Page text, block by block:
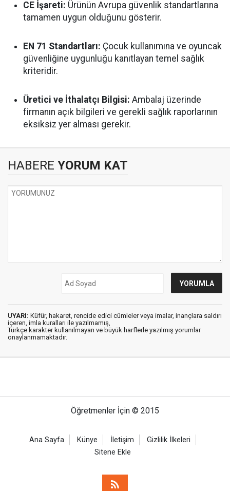
CE İşareti: Ürünün Avrupa güvenlik standartlarına
tamamen uygun olduğunu gösterir.
EN 71 Standartları: Çocuk kullanımına ve oyuncak
güvenliğine uygunluğu kanıtlayan temel sağlık
kriteridir.
Üretici ve İthalatçı Bilgisi: Ambalaj üzerinde
firmanın açık bilgileri ve gerekli sağlık raporlarının
eksiksiz yer alması gerekir.
HABERE YORUM KAT
UYARI: Küfür, hakaret, rencide edici cümleler veya imalar, inançlara saldırı
içeren, imla kuralları ile yazılmamış,
Türkçe karakter kullanılmayan ve büyük harflerle yazılmış yorumlar
onaylanmamaktadır.
Öğretmenler İçin © 2015
Ana Sayfa Künye İletişim
Gizlilik İlkeleri
Sitene Ekle